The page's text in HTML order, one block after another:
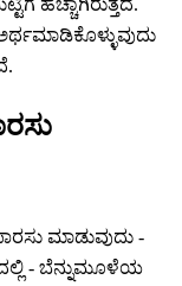
ಮಾಡುವುದು -
- ಬೆನ್ನುಮೂಳೆಯ